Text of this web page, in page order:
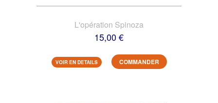
L'opération Spinoza
15,00 €
VOIR EN DETAILS COMMANDER